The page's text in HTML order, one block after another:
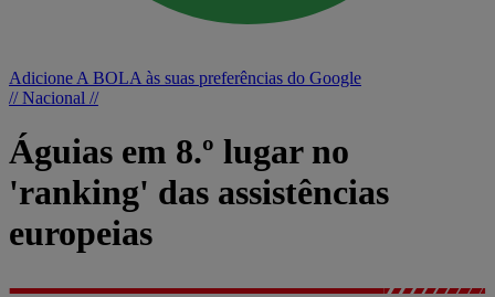
Adicione A BOLA às suas preferências do Google
// Nacional //
Águias em 8.º lugar no
'ranking' das assistências
europeias